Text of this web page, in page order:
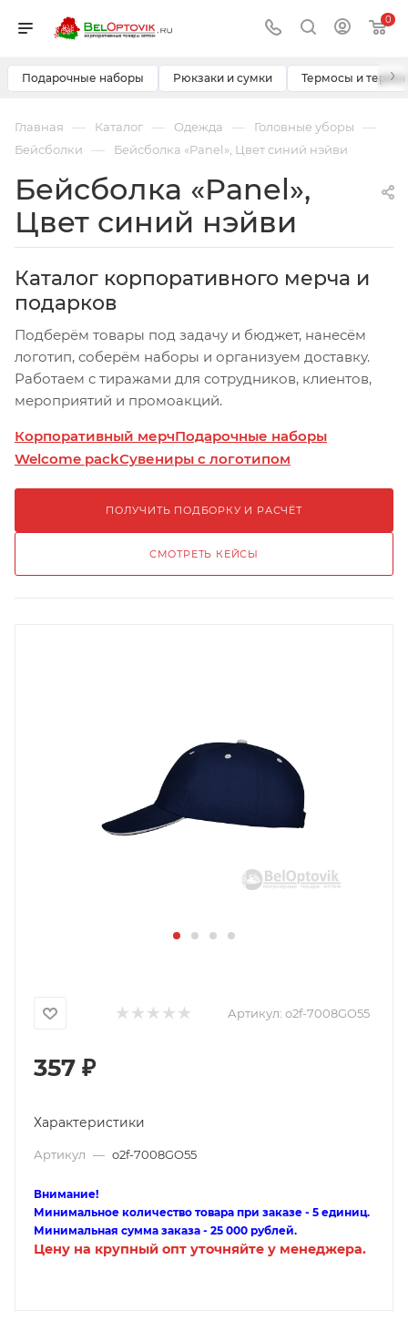
0
Подарочные наборы Рюкзаки и сумки Термосы и ›
Главная — Каталог — Одежда — Головные уборы —
Бейсболки — Бейсболка «Panel», Цвет синий нэйви
Бейсболка «Panel»,
Цвет синий нэйви
Каталог корпоративного мерча и
подарков
Подберём товары под задачу и бюджет, нанесём
логотип, соберём наборы и организуем доставку.
Работаем с тиражами для сотрудников, клиентов,
мероприятий и промоакций.
Корпоративный мерчПодарочные наборы
Welcome packСувениры с логотипом
ПОЛУЧИТЬ ПОДБОРКУ И РАСЧЁТ
СМОТРЕТЬ КЕЙСЫ
Артикул: o2f-7008GO55
357 ₽
Характеристики
Артикул — o2f-7008GO55
Внимание!
Минимальное количество товара при заказе - 5 единиц.
Минимальная сумма заказа - 25 000 рублей.
Цену на крупный опт уточняйте у менеджера.